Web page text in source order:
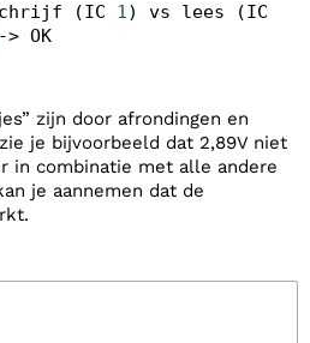
(IC 1) vs lees (IC
-> OK
zijn door afrondingen en
je bijvoorbeeld dat 2,89V niet
in combinatie met alle andere
je aannemen dat de